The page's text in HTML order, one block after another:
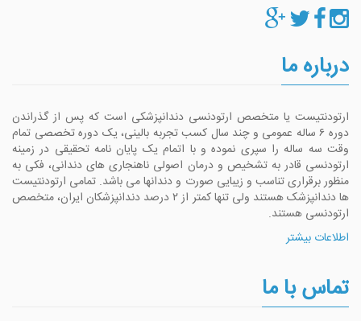
درباره ما
ارتودنتیست یا متخصص ارتودنسی دندانپزشکی است که پس از گذراندن
دوره ۶ ساله عمومی و چند سال کسب تجربه بالینی، یک دوره تخصصی تمام
وقت سه ساله را سپری نموده و با اتمام یک پایان نامه تحقیقی در زمینه
ارتودنسی قادر به تشخیص و درمان اصولی ناهنجاری های دندانی، فکی به
منظور برقراری تناسب و زیبایی صورت و دندانها می باشد. تمامی ارتودنتیست
ها دندانپزشک هستند ولی تنها کمتر از ۲ درصد دندانپزشکان ایران، متخصص
ارتودنسی هستند.
اطلاعات بیشتر
تماس با ما